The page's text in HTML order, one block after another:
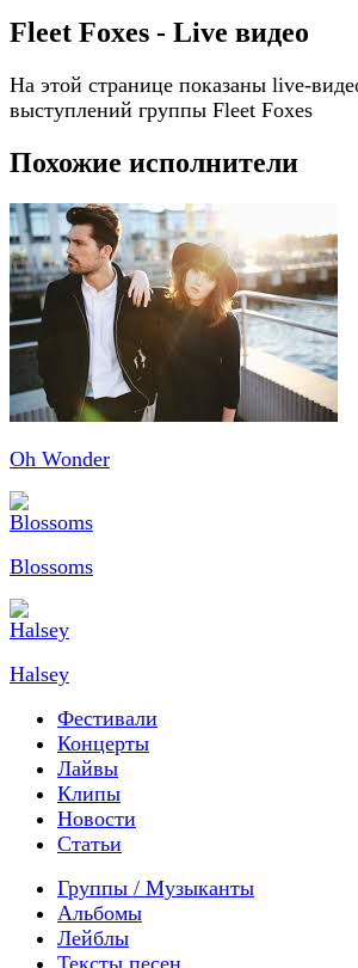
Fleet Foxes - Live видео
На этой странице показаны live-
выступлений группы Fleet Foxes
Похожие исполнители
Oh Wonder
Blossoms
Halsey
Фестивали
Концерты
Лайвы
Клипы
Новости
Статьи
Группы / Музыканты
Альбомы
Лейблы
Тексты песен